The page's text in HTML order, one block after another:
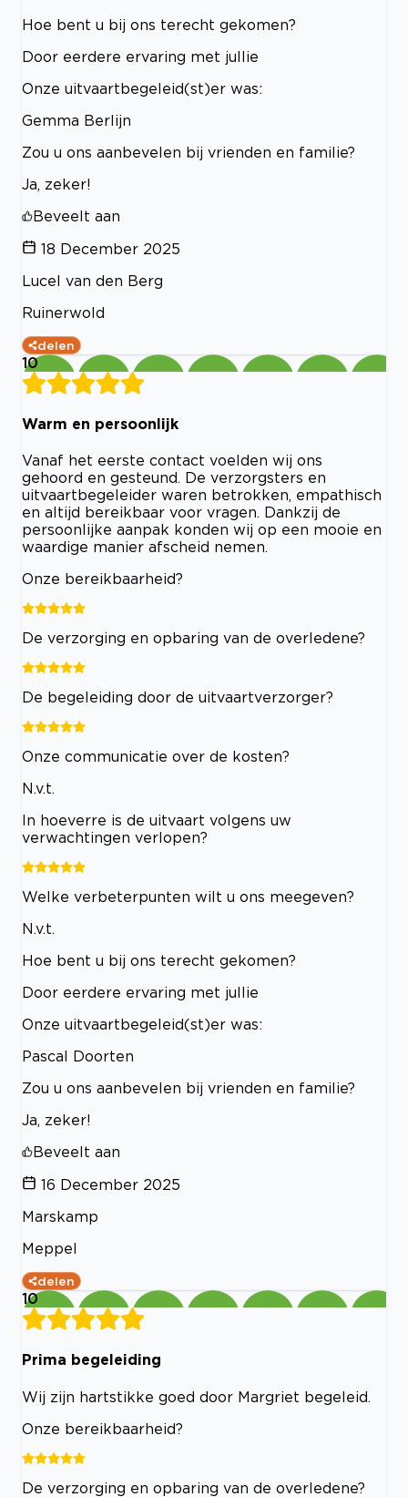
Hoe bent u bij ons terecht gekomen?
Door eerdere ervaring met jullie
Onze uitvaartbegeleid(st)er was:
Gemma Berlijn
Zou u ons aanbevelen bij vrienden en familie?
Ja, zeker!
Beveelt aan
18 December 2025
Lucel van den Berg
Ruinerwold
delen
10
Warm en persoonlijk
Vanaf het eerste contact voelden wij ons
gehoord en gesteund. De verzorgsters en
uitvaartbegeleider waren betrokken, empathisch
en altijd bereikbaar voor vragen. Dankzij de
persoonlijke aanpak konden wij op een mooie en
waardige manier afscheid nemen.
Onze bereikbaarheid?
De verzorging en opbaring van de overledene?
De begeleiding door de uitvaartverzorger?
Onze communicatie over de kosten?
N.v.t.
In hoeverre is de uitvaart volgens uw
verwachtingen verlopen?
Welke verbeterpunten wilt u ons meegeven?
N.v.t.
Hoe bent u bij ons terecht gekomen?
Door eerdere ervaring met jullie
Onze uitvaartbegeleid(st)er was:
Pascal Doorten
Zou u ons aanbevelen bij vrienden en familie?
Ja, zeker!
Beveelt aan
16 December 2025
Marskamp
Meppel
delen
10
Prima begeleiding
Wij zijn hartstikke goed door Margriet begeleid.
Onze bereikbaarheid?
De verzorging en opbaring van de overledene?